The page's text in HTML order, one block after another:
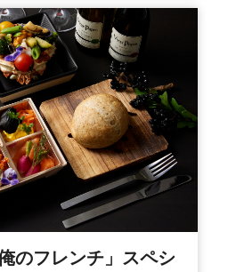
入社式、オンライン飲み会、
い。SDGｓの観点から容器に
素材を使用しプラスチックご
。(※一部プラスチック製品仕
方】「海の幸の宝石箱～グラタ
ジ600Wで1分温めていただき
し上がりいただけます。
のフレンチ」スペシ